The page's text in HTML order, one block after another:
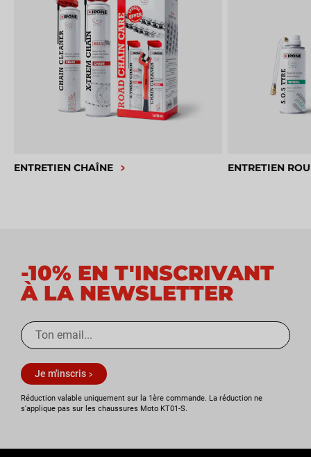
ENTRETIEN CHAÎNE ENTRETIEN
-10% EN T'INSCRIVANT
À LA NEWSLETTER
Je m'inscris
Réduction valable uniquement sur la 1ère commande. La réduction ne
s'applique pas sur les chaussures Moto KT01-S.